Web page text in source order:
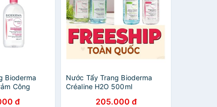
Bioderma
Công
đ
Nước Tẩy Trang Bioderma
Créaline H2O 500ml
205.000 đ